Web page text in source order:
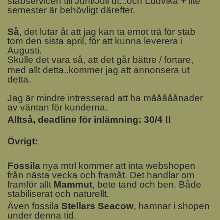
semester är behövligt därefter.
Så, det lutar åt att jag kan ta emot trä för stab
tom den sista april, för att kunna leverera i
Augusti.
Skulle det vara så, att det går bättre / fortare,
med allt detta..kommer jag att annonsera ut
detta.
Jag är mindre intresserad att ha mååååånader
av väntan för kunderna.
Alltså, deadline för inlämning: 30/4 !!
Övrigt:
Fossila nya mtrl kommer att inta webshopen
från nästa vecka och framåt. Det handlar om
framför allt Mammut, bete tand och ben. Både
stabiliserat och naturellt.
Även fossila Stellars Seacow, hamnar i shopen
under denna tid.